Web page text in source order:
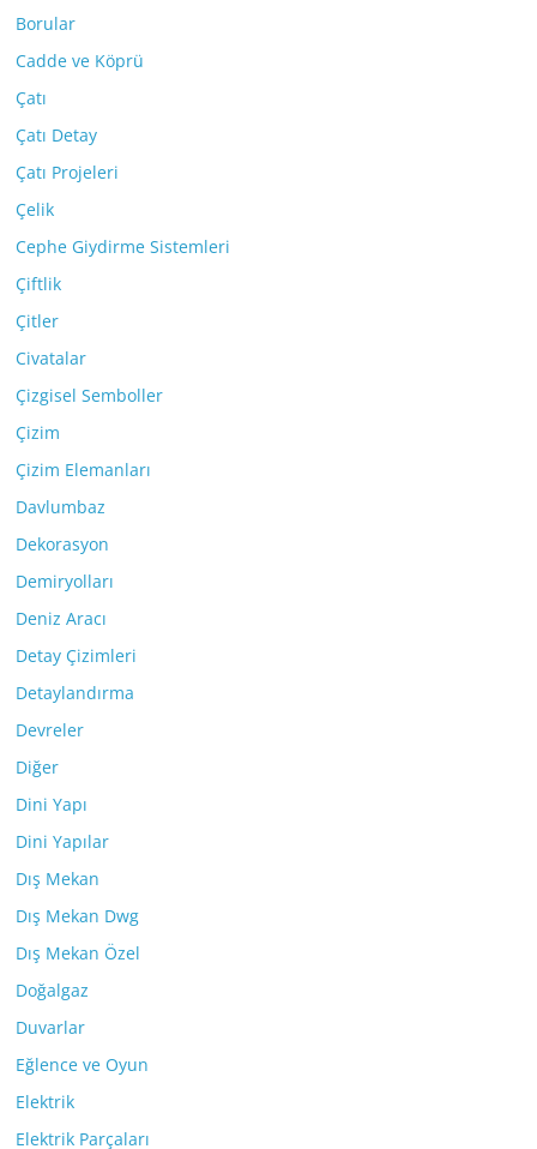
Borular
Cadde ve Köprü
Çatı
Çatı Detay
Çatı Projeleri
Çelik
Cephe Giydirme Sistemleri
Çiftlik
Çitler
Civatalar
Çizgisel Semboller
Çizim
Çizim Elemanları
Davlumbaz
Dekorasyon
Demiryolları
Deniz Aracı
Detay Çizimleri
Detaylandırma
Devreler
Diğer
Dini Yapı
Dini Yapılar
Dış Mekan
Dış Mekan Dwg
Dış Mekan Özel
Doğalgaz
Duvarlar
Eğlence ve Oyun
Elektrik
Elektrik Parçaları